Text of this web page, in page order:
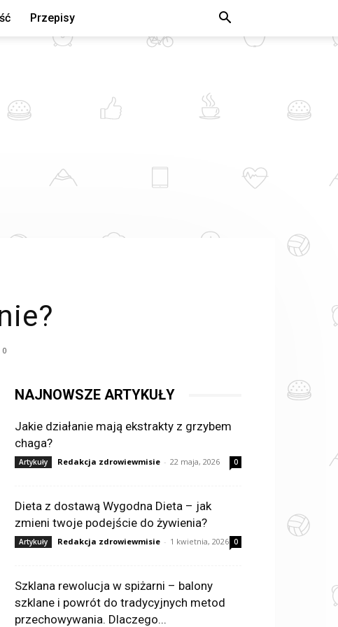
Przepisy
0
NAJNOWSZE ARTYKUŁY
Jakie działanie mają ekstrakty z grzybem
chaga?
Artykuły Redakcja zdrowiewmisie - 22 maja, 2026 0
Dieta z dostawą Wygodna Dieta – jak
zmieni twoje podejście do żywienia?
Artykuły Redakcja zdrowiewmisie - 1 kwietnia, 2026 0
Szklana rewolucja w spiżarni – balony
szklane i powrót do tradycyjnych metod
przechowywania. Dlaczego...